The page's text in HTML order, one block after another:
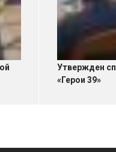
Утвержден
«Герои 39»